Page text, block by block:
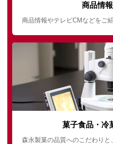
商品情
商品情報やテレビCMなどをご
菓子食品・冷
森永製菓の品質へのこだわり